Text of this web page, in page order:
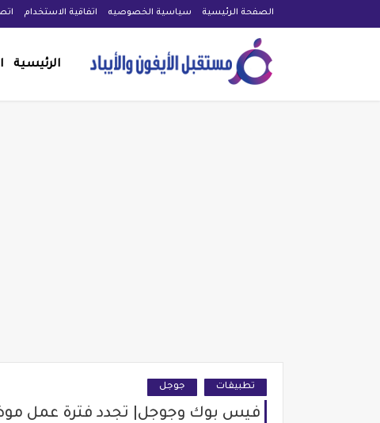
الصفحة الرئيسية سياسية الخصوصيه اتفاقية الاستخدام
الرئيسية
تطبيقات جوجل
فيس بوك وجوجل| تجدد فترة عمل